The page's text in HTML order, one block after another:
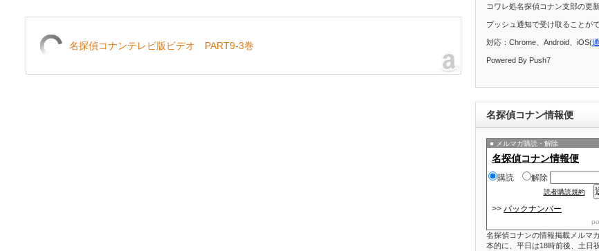
名探偵コナンテレビ版ビデオ PART9-3巻
コワレ処名探偵コナン支部の更
プッシュ通知で受け取ることがで
対応：Chrome、Android、iOS(
Powered By Push7
名探偵コナン情報便
メルマガ購読・解除
名探偵コナン情報便
購読 解除
読者購読規約
>> バックナンバー
名探偵コナンの情報掲載メルマ
本的に、平日は18時前後、土日